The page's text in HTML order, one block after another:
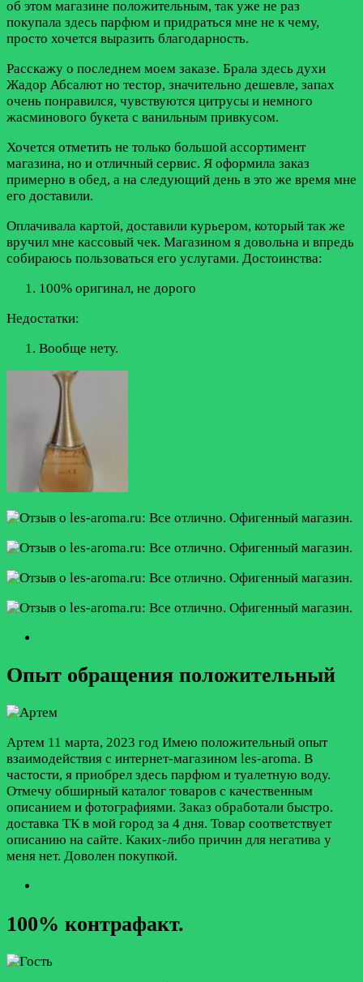
об этом магазине положительным, так уже не раз
покупала здесь парфюм и придраться мне не к чему,
просто хочется выразить благодарность.
Расскажу о последнем моем заказе. Брала здесь духи
Жадор Абсалют но тестор, значительно дешевле, запах
очень понравился, чувствуются цитрусы и немного
жасминового букета с ванильным привкусом.
Хочется отметить не только большой ассортимент
магазина, но и отличный сервис. Я оформила заказ
примерно в обед, а на следующий день в это же время мне
его доставили.
Оплачивала картой, доставили курьером, который так же
вручил мне кассовый чек. Магазином я довольна и впредь
собираюсь пользоваться его услугами. Достоинства:
100% оригинал, не дорого
Недостатки:
Вообще нету.
Опыт обращения положительный
Артем 11 марта, 2023 год Имею положительный опыт
взаимодействия с интернет-магазином les-aroma. В
частости, я приобрел здесь парфюм и туалетную воду.
Отмечу обширный каталог товаров с качественным
описанием и фотографиями. Заказ обработали быстро.
доставка ТК в мой город за 4 дня. Товар соответствует
описанию на сайте. Каких-либо причин для негатива у
меня нет. Доволен покупкой.
100% контрафакт.